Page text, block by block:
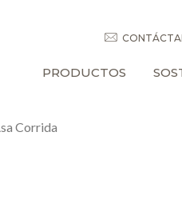
PRODUCTOS
Corrida